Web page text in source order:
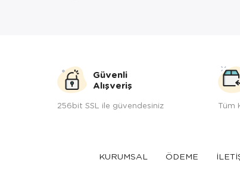
Güvenli
Alışveriş
256bit SSL ile güvendesiniz Tüm
KURUMSAL ÖDEME